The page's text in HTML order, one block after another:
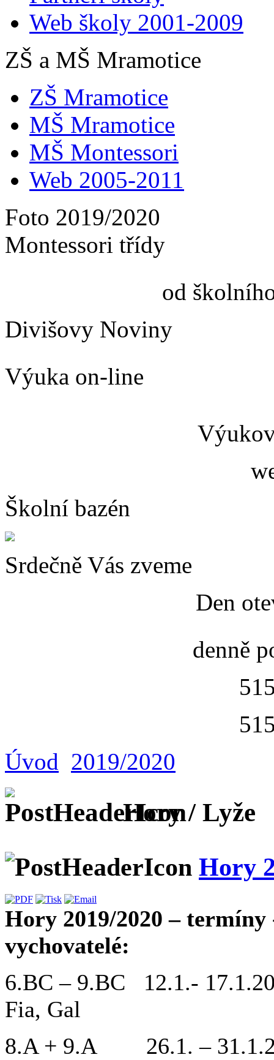
Web školy 2001-2009
ZŠ a MŠ Mramotice
ZŠ Mramotice
MŠ Mramotice
MŠ Montessori
Web 2005-2011
Foto 2019/2020
Montessori třídy
od
Divišovy Noviny
Výuka on-line
Školní bazén
Srdečně Vás zveme
Den
denně
Úvod 2019/2020
Hory / Lyže
Hory
Hory 2019/2020 –
vychovatelé:
6.BC – 9.BC 12.1.-
Fia, Gal
8.A + 9.A 26.1. –